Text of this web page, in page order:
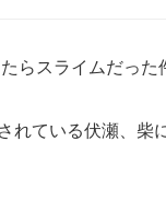
らスライムだっ
れている伏瀬、